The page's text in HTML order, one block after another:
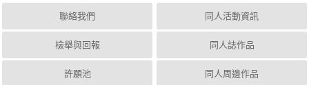
聯絡我們
檢舉與回報
許願池
同人活動資訊
同人誌作品
同人周邊作品